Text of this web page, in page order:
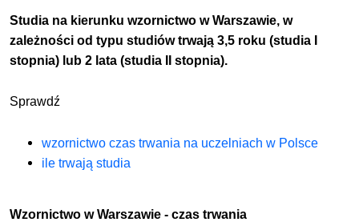
Studia na kierunku wzornictwo w Warszawie, w
zależności od typu studiów trwają 3,5 roku (studia I
stopnia) lub 2 lata (studia II stopnia).
Sprawdź
wzornictwo czas trwania na uczelniach w Polsce
ile trwają studia
Wzornictwo w Warszawie - czas trwania